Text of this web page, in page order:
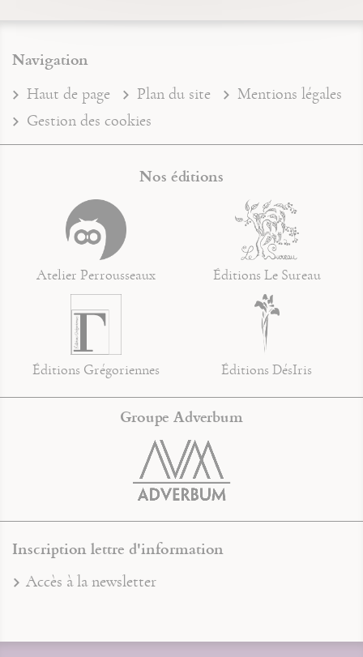
Navigation
Haut de page Plan du site
Mentions légales
Gestion des cookies
Nos éditions
Atelier Perrousseaux Éditions Le Sureau
Éditions Grégoriennes Éditions DésIris
Groupe Adverbum
Inscription lettre d'information
Accès à la newsletter